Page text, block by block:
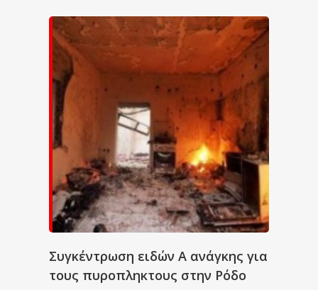
Συγκέντρωση ειδών Α ανάγκης για
τους πυροπληκτους στην Ρόδο